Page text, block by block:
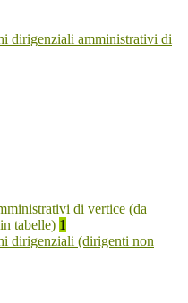
dirigenziali amministrativi di
di vertice (da
tabelle) 1
dirigenziali (dirigenti non